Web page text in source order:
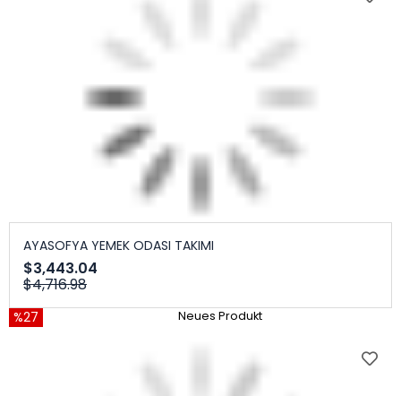
AYASOFYA YEMEK ODASI TAKIMI
$3,443.04
$4,716.98
%27 Neues Produkt